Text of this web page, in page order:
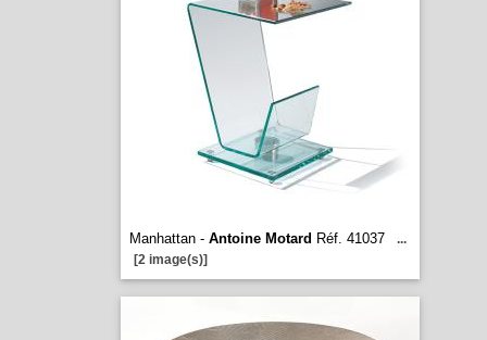
Manhattan - Antoine Motard Réf. 41037
...
[2 image(s)]